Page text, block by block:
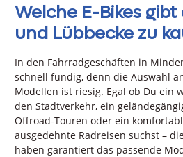
Welche E-Bikes
und Lübbecke zu
In den Fahrradgeschäften in
schnell fündig, denn die Auswahl
Modellen ist riesig. Egal ob Du ein
den Stadtverkehr, ein
Offroad-Touren oder ein
ausgedehnte Radreisen suchst –
haben garantiert das passende